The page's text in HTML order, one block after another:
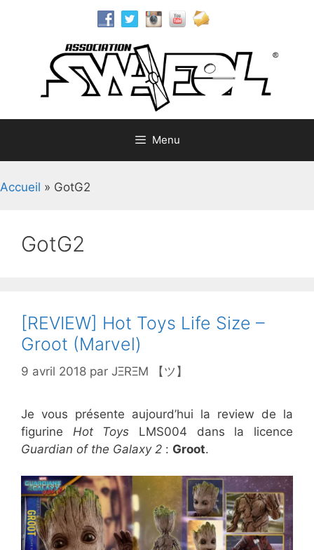
Menu
Accueil » GotG2
GotG2
[REVIEW] Hot Toys Life Size –
Groot (Marvel)
9 avril 2018 par JΞRΞM 【ツ】
Je vous présente aujourd’hui la review de la
figurine Hot Toys LMS004 dans la licence
Guardian of the Galaxy 2 : Groot.